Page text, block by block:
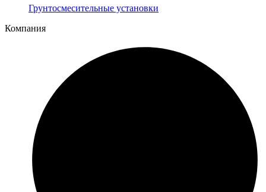
Грунтосмесительные установки
Компания